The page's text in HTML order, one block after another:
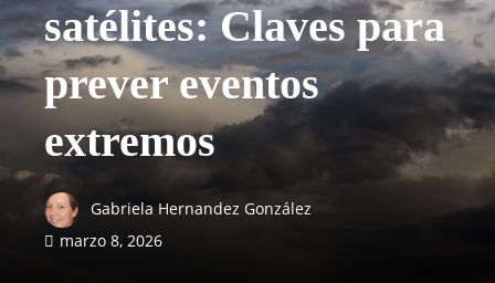
satélites: Claves para
prever eventos
extremos
Gabriela Hernandez González
marzo 8, 2026